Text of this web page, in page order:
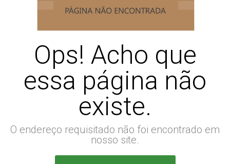
Ops! Acho que
essa página não
existe.
O endereço requisitado não foi encontrado em
nosso site.